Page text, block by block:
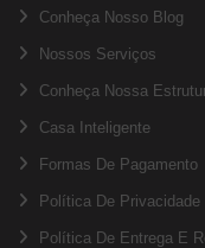
Conheça Nosso Blog
Nossos Serviços
Conheça Nossa
Casa Inteligente
Formas De Pagamento
Política De Privacidade
Política De Entrega E